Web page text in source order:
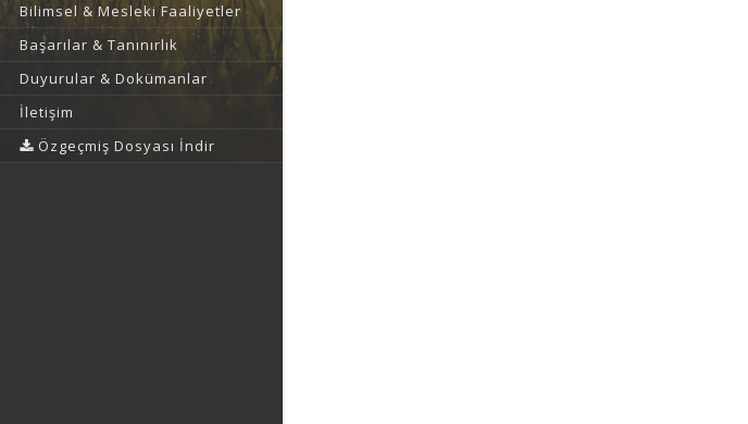
Bilimsel & Mesleki Faaliyetler
Başarılar & Tanınırlık
Duyurular & Dokümanlar
İletişim
Özgeçmiş Dosyası İndir